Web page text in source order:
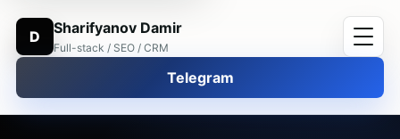
D Sharifyanov Damir
Full-stack / SEO / CRM
Telegram